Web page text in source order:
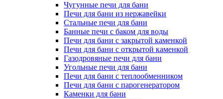
Чугунные печи для бани
Печи для бани из нержавейки
Стальные печи для бани
Банные печи с баком для воды
Печи для бани с закрытой каменкой
Печи для бани с открытой каменкой
Газодровяные печи для бани
Угольные печи для бани
Печи для бани с теплообменником
Печи для бани с парогенератором
Каменки для бани